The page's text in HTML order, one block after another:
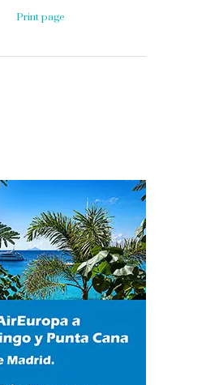
Print page